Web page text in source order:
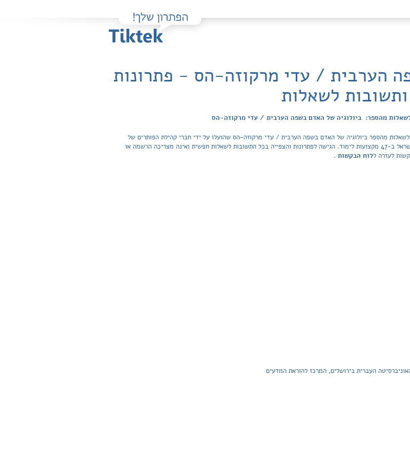
הערבית / עדי מרקוזה-הס - פתרונות
ותשובות לשאלות
מהספר: ביולוגיה של האדם בשפה הערבית / עדי מרקוזה-הס
לשאלות מהספר ביולוגיה של האדם בשפה הערבית / עדי מרקוזה-הס שהועלו על ידי חברי קהילת הפותרים של
Tiktek. מאגר הפתרונות מכסה את כל ספרי הלימוד ובתי הספר בישראל ב-47 מקצועות לימוד. הגישה לפתרונות והצפייה בכל התשובות לשאלות חפשית ואינה מצריכה הרשמה או
לעזרה ללוח הבקשות .
העברית בירושלים, המרכז להוראת המדעים